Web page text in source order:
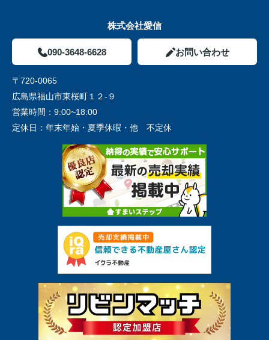
株式会社愛信
090-3648-6628 お問い合わせ
〒720-0065
広島県福山市東桜町１２-９
営業時間： 9:00~18:00
定休日： 年末年始・夏季休暇・他 不定休